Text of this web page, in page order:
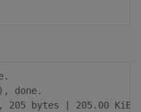
done.
205 bytes | 205.00 KiB/